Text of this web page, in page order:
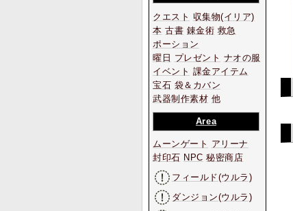
クエスト 収集物(イリア)
本 古書 錬金術 救急
ポーション
曜日 プレゼント ナオの服
イベント 課金アイテム
宝石 袋＆カバン
武器制作素材 他
Area
ムーンゲート アリーナ
封印石 NPC 秘密商店
フィールド(ウルラ)
ダンジョン(ウルラ)